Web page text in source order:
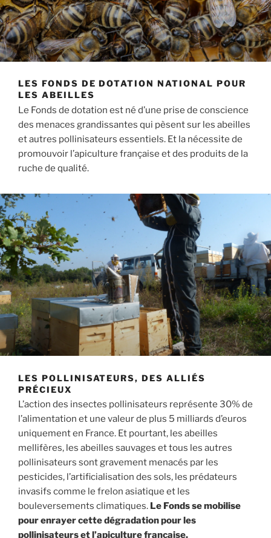
LES FONDS DE DOTATION NATIONAL POUR
LES ABEILLES
Le Fonds de dotation est né d’une prise de conscience
des menaces grandissantes qui pèsent sur les abeilles
et autres pollinisateurs essentiels. Et la nécessite de
promouvoir l’apiculture française et des produits de la
ruche de qualité.
LES POLLINISATEURS, DES ALLIÉS
PRÉCIEUX
L’action des insectes pollinisateurs représente 30% de
l’alimentation et une valeur de plus 5 milliards d’euros
uniquement en France. Et pourtant, les abeilles
mellifères, les abeilles sauvages et tous les autres
pollinisateurs sont gravement menacés par les
pesticides, l’artificialisation des sols, les prédateurs
invasifs comme le frelon asiatique et les
bouleversements climatiques. Le Fonds se mobilise
pour enrayer cette dégradation pour les
pollinisateurs et l’apiculture française.